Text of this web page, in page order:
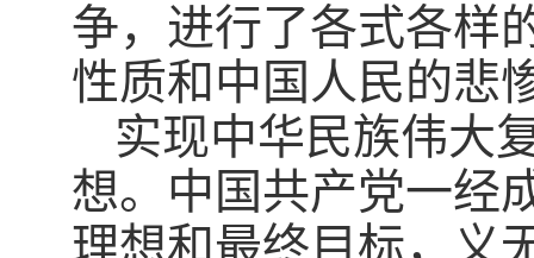
争，进行了各式各样
性质和中国人民的悲
实现中华民族伟大
想。中国共产党一经
理想和最终目标，义